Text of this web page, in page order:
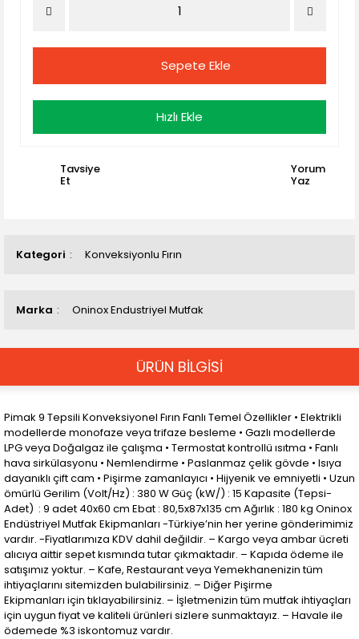
Kategori Konveksiyonlu Fırın
Marka Oninox Endustriyel Mutfak
Sepete Ekle
Hızlı Ekle
Tavsiye
Et
Yorum
Yaz
ÜRÜN BİLGİSİ
Pimak 9 Tepsili Konveksiyonel Fırın Fanlı Temel Özellikler • Elektrikli
modellerde monofaze veya trifaze besleme • Gazlı modellerde
LPG veya Doğalgaz ile çalışma • Termostat kontrollü ısıtma • Fanlı
hava sirkülasyonu • Nemlendirme • Paslanmaz çelik gövde • lsıya
dayanıklı çift cam • Pişirme zamanlayıcı • Hijyenik ve emniyetli • Uzun
ömürlü Gerilim (Volt/Hz) : 380 W Güç (kW/) : 15 Kapasite (Tepsi-
Adet) : 9 adet 40x60 cm Ebat : 80,5x87x135 cm Ağırlık : 180 kg Oninox
Endüstriyel Mutfak Ekipmanları -Türkiye’nin her yerine gönderimimiz
vardır. -Fiyatlarımıza KDV dahil değildir. – Kargo veya ambar ücreti
alıcıya aittir sepet kısmında tutar çıkmaktadır. – Kapıda ödeme ile
satışımız yoktur. – Kafe, Restaurant veya Yemekhanenizin tüm
ihtiyaçlarını sitemizden bulabilirsiniz. – Diğer Pişirme
Ekipmanları için tıklayabilirsiniz. – İşletmenizin tüm mutfak ihtiyaçları
için uygun fiyat ve kaliteli ürünleri sizlere sunmaktayız. – Havale ile
ödemede %3 iskontomuz vardır.